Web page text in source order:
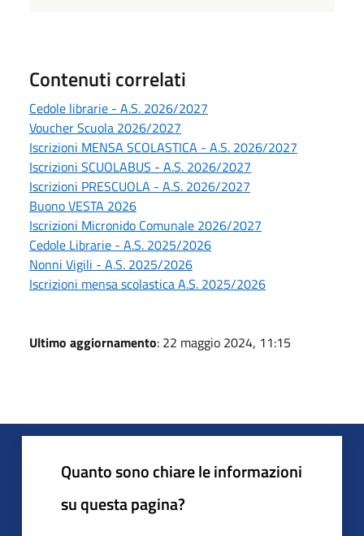
Contenuti correlati
Cedole librarie - A.S. 2026/2027
Voucher Scuola 2026/2027
Iscrizioni MENSA SCOLASTICA - A.S. 2026/2027
Iscrizioni SCUOLABUS - A.S. 2026/2027
Iscrizioni PRESCUOLA - A.S. 2026/2027
Buono VESTA 2026
Iscrizioni Micronido Comunale 2026/2027
Cedole Librarie - A.S. 2025/2026
Nonni Vigili - A.S. 2025/2026
Iscrizioni mensa scolastica A.S. 2025/2026
Ultimo aggiornamento: 22 maggio 2024, 11:15
Quanto sono chiare le informazioni
su questa pagina?